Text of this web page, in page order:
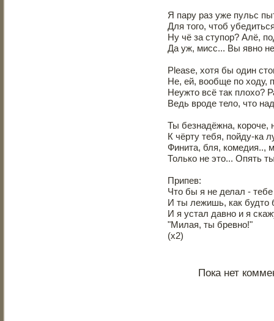
Я пару раз уже пульс
Для того, чтоб
Ну чё за ступор? Алё,
Да уж, мисс... Вы явно
Please, хотя бы один
Не, ей, вообще по ходу,
Неужто всё так плохо?
Ведь вроде тело, что
Ты безнадёжна, короче,
К чёрту тебя, пойду-ка
Финита, бля, комедия..,
Только не это... Опять
Припев:
Что бы я не делал -
И ты лежишь, как будто
И я устал давно и я
"Милая, ты бревно!"
(х2)
Пока нет